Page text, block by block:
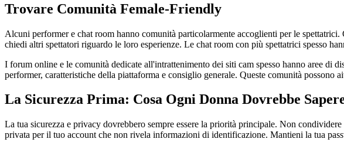
Trovare Comunità Female-Friendly
Alcuni performer e chat room hanno comunità particolarmente accoglienti per le
chiedi altri spettatori riguardo le loro esperienze. Le chat room con più spettatrici spesso
I forum online e le comunità dedicate all'intrattenimento dei siti cam spesso hanno aree di
performer, caratteristiche della piattaforma e consiglio generale. Queste comunità possono
La Sicurezza Prima: Cosa Ogni Donna Dovrebbe
La tua sicurezza e privacy dovrebbero sempre essere la priorità principale. Non
privata per il tuo account che non rivela informazioni di identificazione. Mantieni la tua